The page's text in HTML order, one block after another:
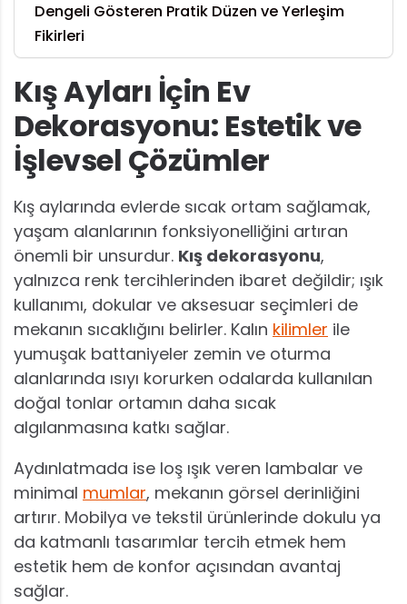
Dengeli Gösteren Pratik Düzen ve Yerleşim
Fikirleri
Kış Ayları İçin Ev
Dekorasyonu: Estetik ve
İşlevsel Çözümler
Kış aylarında evlerde sıcak ortam sağlamak,
yaşam alanlarının fonksiyonelliğini artıran
önemli bir unsurdur. Kış dekorasyonu,
yalnızca renk tercihlerinden ibaret değildir; ışık
kullanımı, dokular ve aksesuar seçimleri de
mekanın sıcaklığını belirler. Kalın kilimler ile
yumuşak battaniyeler zemin ve oturma
alanlarında ısıyı korurken odalarda kullanılan
doğal tonlar ortamın daha sıcak
algılanmasına katkı sağlar.
Aydınlatmada ise loş ışık veren lambalar ve
minimal mumlar, mekanın görsel derinliğini
artırır. Mobilya ve tekstil ürünlerinde dokulu ya
da katmanlı tasarımlar tercih etmek hem
estetik hem de konfor açısından avantaj
sağlar.